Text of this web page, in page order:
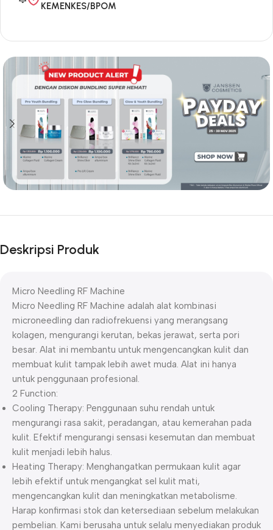
KEMENKES/BPOM
Deskripsi Produk
Micro Needling RF Machine
Micro Needling RF Machine adalah alat kombinasi
microneedling dan radiofrekuensi yang merangsang
kolagen, mengurangi kerutan, bekas jerawat, serta pori
besar. Alat ini membantu untuk mengencangkan kulit dan
membuat kulit tampak lebih awet muda. Alat ini hanya
untuk penggunaan profesional.
2 Function:
Cooling Therapy: Penggunaan suhu rendah untuk
mengurangi rasa sakit, peradangan, atau kemerahan pada
kulit. Efektif mengurangi sensasi kesemutan dan membuat
kulit menjadi lebih halus.
Heating Therapy: Menghangatkan permukaan kulit agar
lebih efektif untuk mengangkat sel kulit mati,
mengencangkan kulit dan meningkatkan metabolisme.
Harap konfirmasi stok dan ketersediaan sebelum melakukan
pembelian. Kami berusaha untuk selalu menyediakan produk